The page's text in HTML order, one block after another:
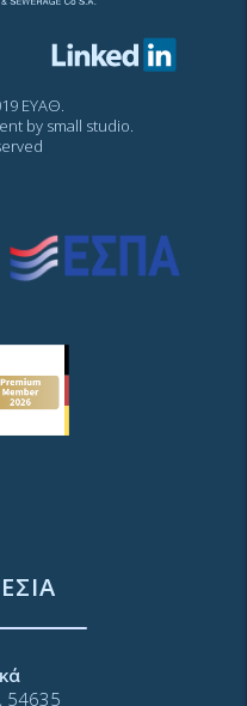
ΕΥΑΘ.
by small studio.
54635